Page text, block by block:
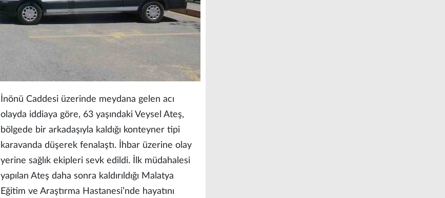
İnönü Caddesi üzerinde meydana gelen acı
olayda iddiaya göre, 63 yaşındaki Veysel Ateş,
bölgede bir arkadaşıyla kaldığı konteyner tipi
karavanda düşerek fenalaştı. İhbar üzerine olay
yerine sağlık ekipleri sevk edildi. İlk müdahalesi
yapılan Ateş daha sonra kaldırıldığı Malatya
Eğitim ve Araştırma Hastanesi’nde hayatını